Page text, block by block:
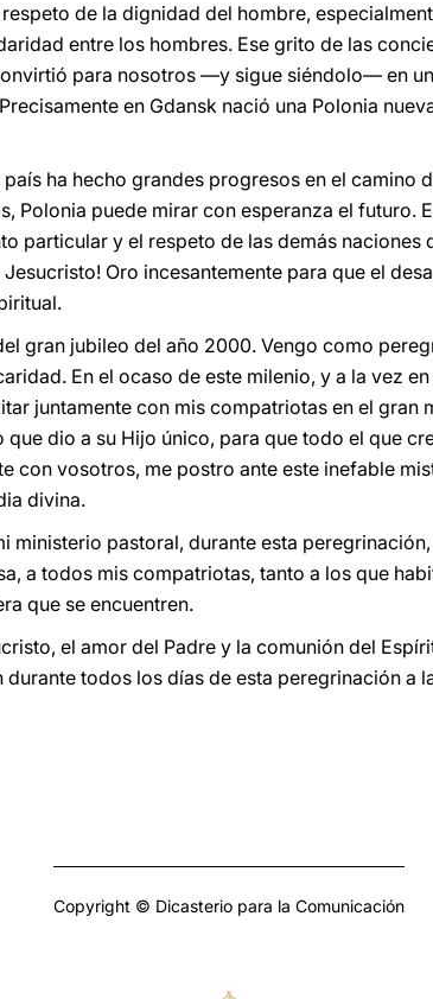
de la dignidad del hombre,
entre los hombres. Ese grito de las
para nosotros —y sigue siéndolo— en
en Gdansk nació una Polonia
ha hecho grandes progresos en el camino
Polonia puede mirar con esperanza el futuro.
particular y el respeto de las demás naciones
Oro incesantemente para que el
gran jubileo del año 2000. Vengo como
En el ocaso de este milenio, y a la vez
juntamente con mis compatriotas en el gran
dio a su Hijo único, para que todo el que
con vosotros, me postro ante este inefable
divina.
ministerio pastoral, durante esta
a todos mis compatriotas, tanto a los que
que se encuentren.
el amor del Padre y la comunión del
durante todos los días de esta peregrinación a
Copyright © Dicasterio para la Comunicación